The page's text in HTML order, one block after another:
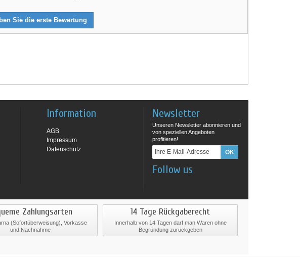
Sie die erste Bewertung
Information
AGB
Impressum
Datenschutz
Newsletter
Unseren Newsletter abonnieren und
von speziellen Angeboten
profitieren!
Follow us
Zahlungsarten
(Sofortüberweisung), Vorkasse
und Nachnahme
14 Tage Rückgaberecht
Innerhalb von 14 Tagen darf man Waren ohne
Begründung zurückgeben